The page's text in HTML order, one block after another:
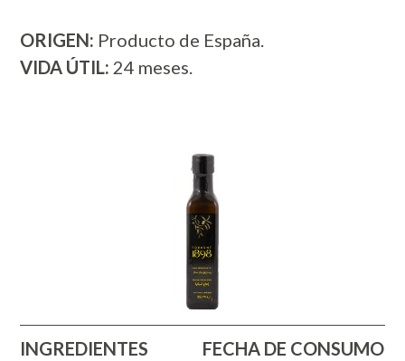
ORIGEN: Producto de España.
VIDA ÚTIL: 24 meses.
INGREDIENTES
FECHA DE CONSUMO